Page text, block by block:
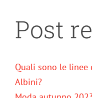
Post
Quali sono le
Albini?